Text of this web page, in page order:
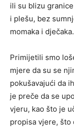
ili su blizu
i plešu, bez
momaka i dječaka.
Primijetili smo
mjere da su se
pokušavajući da
je preče da se
vjeru, kao što je
propisa vjere, što